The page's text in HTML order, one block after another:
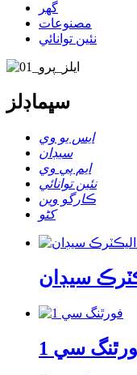
گھر
مصنوعات
نئين توانائي
سڀماڊلز
ايس يو وي
سيڊان
ايم پي وي
نئين توانائي
ڪارگو وين
کڻو
سي 1